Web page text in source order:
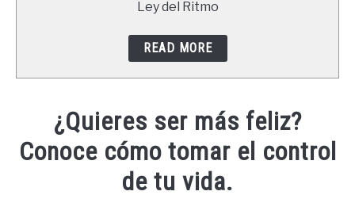
Ley del Ritmo
READ MORE
¿Quieres ser más feliz?
Conoce cómo tomar el control
de tu vida.